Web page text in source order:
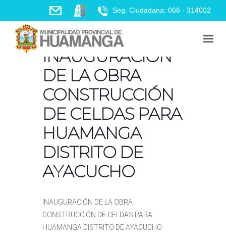
content
Seg. Ciudadana: 066 - 314002
INAUGURACIÓN
DE LA OBRA
CONSTRUCCIÓN
DE CELDAS PARA
HUAMANGA
DISTRITO DE
AYACUCHO
INAUGURACIÓN DE LA OBRA
CONSTRUCCIÓN DE CELDAS PARA
HUAMANGA DISTRITO DE AYACUCHO